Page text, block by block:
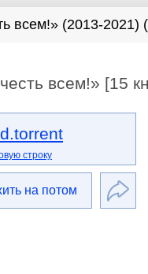
всем!» (2013-2021)
всем!» [15
строку
на потом